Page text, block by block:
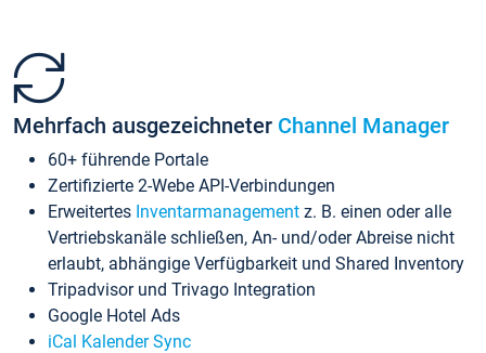
Mehrfach ausgezeichneter Channel Manager
60+ führende Portale
Zertifizierte 2-Webe API-Verbindungen
Erweitertes Inventarmanagement z. B. einen oder alle
Vertriebskanäle schließen, An- und/oder Abreise nicht
erlaubt, abhängige Verfügbarkeit und Shared Inventory
Tripadvisor und Trivago Integration
Google Hotel Ads
iCal Kalender Sync